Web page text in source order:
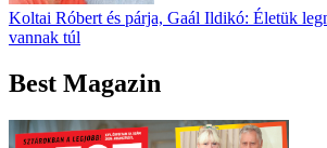
Koltai Róbert és párja, Gaál Ildikó: Életük
vannak túl
Best Magazin